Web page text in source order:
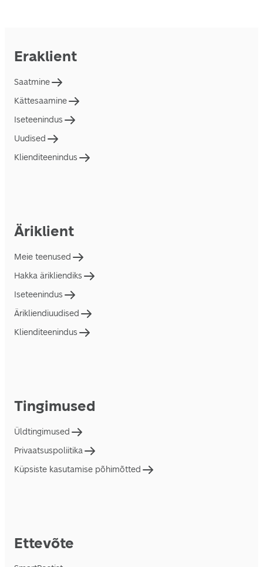
Eraklient
Saatmine
Kättesaamine
Iseteenindus
Uudised
Klienditeenindus
Äriklient
Meie teenused
Hakka ärikliendiks
Iseteenindus
Ärikliendiuudised
Klienditeenindus
Tingimused
Üldtingimused
Privaatsuspoliitika
Küpsiste kasutamise põhimõtted
Ettevõte